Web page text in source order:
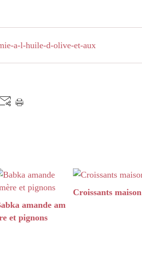
a-l-huile-d-olive-et-aux
amande am
et pignons
Croissants maison